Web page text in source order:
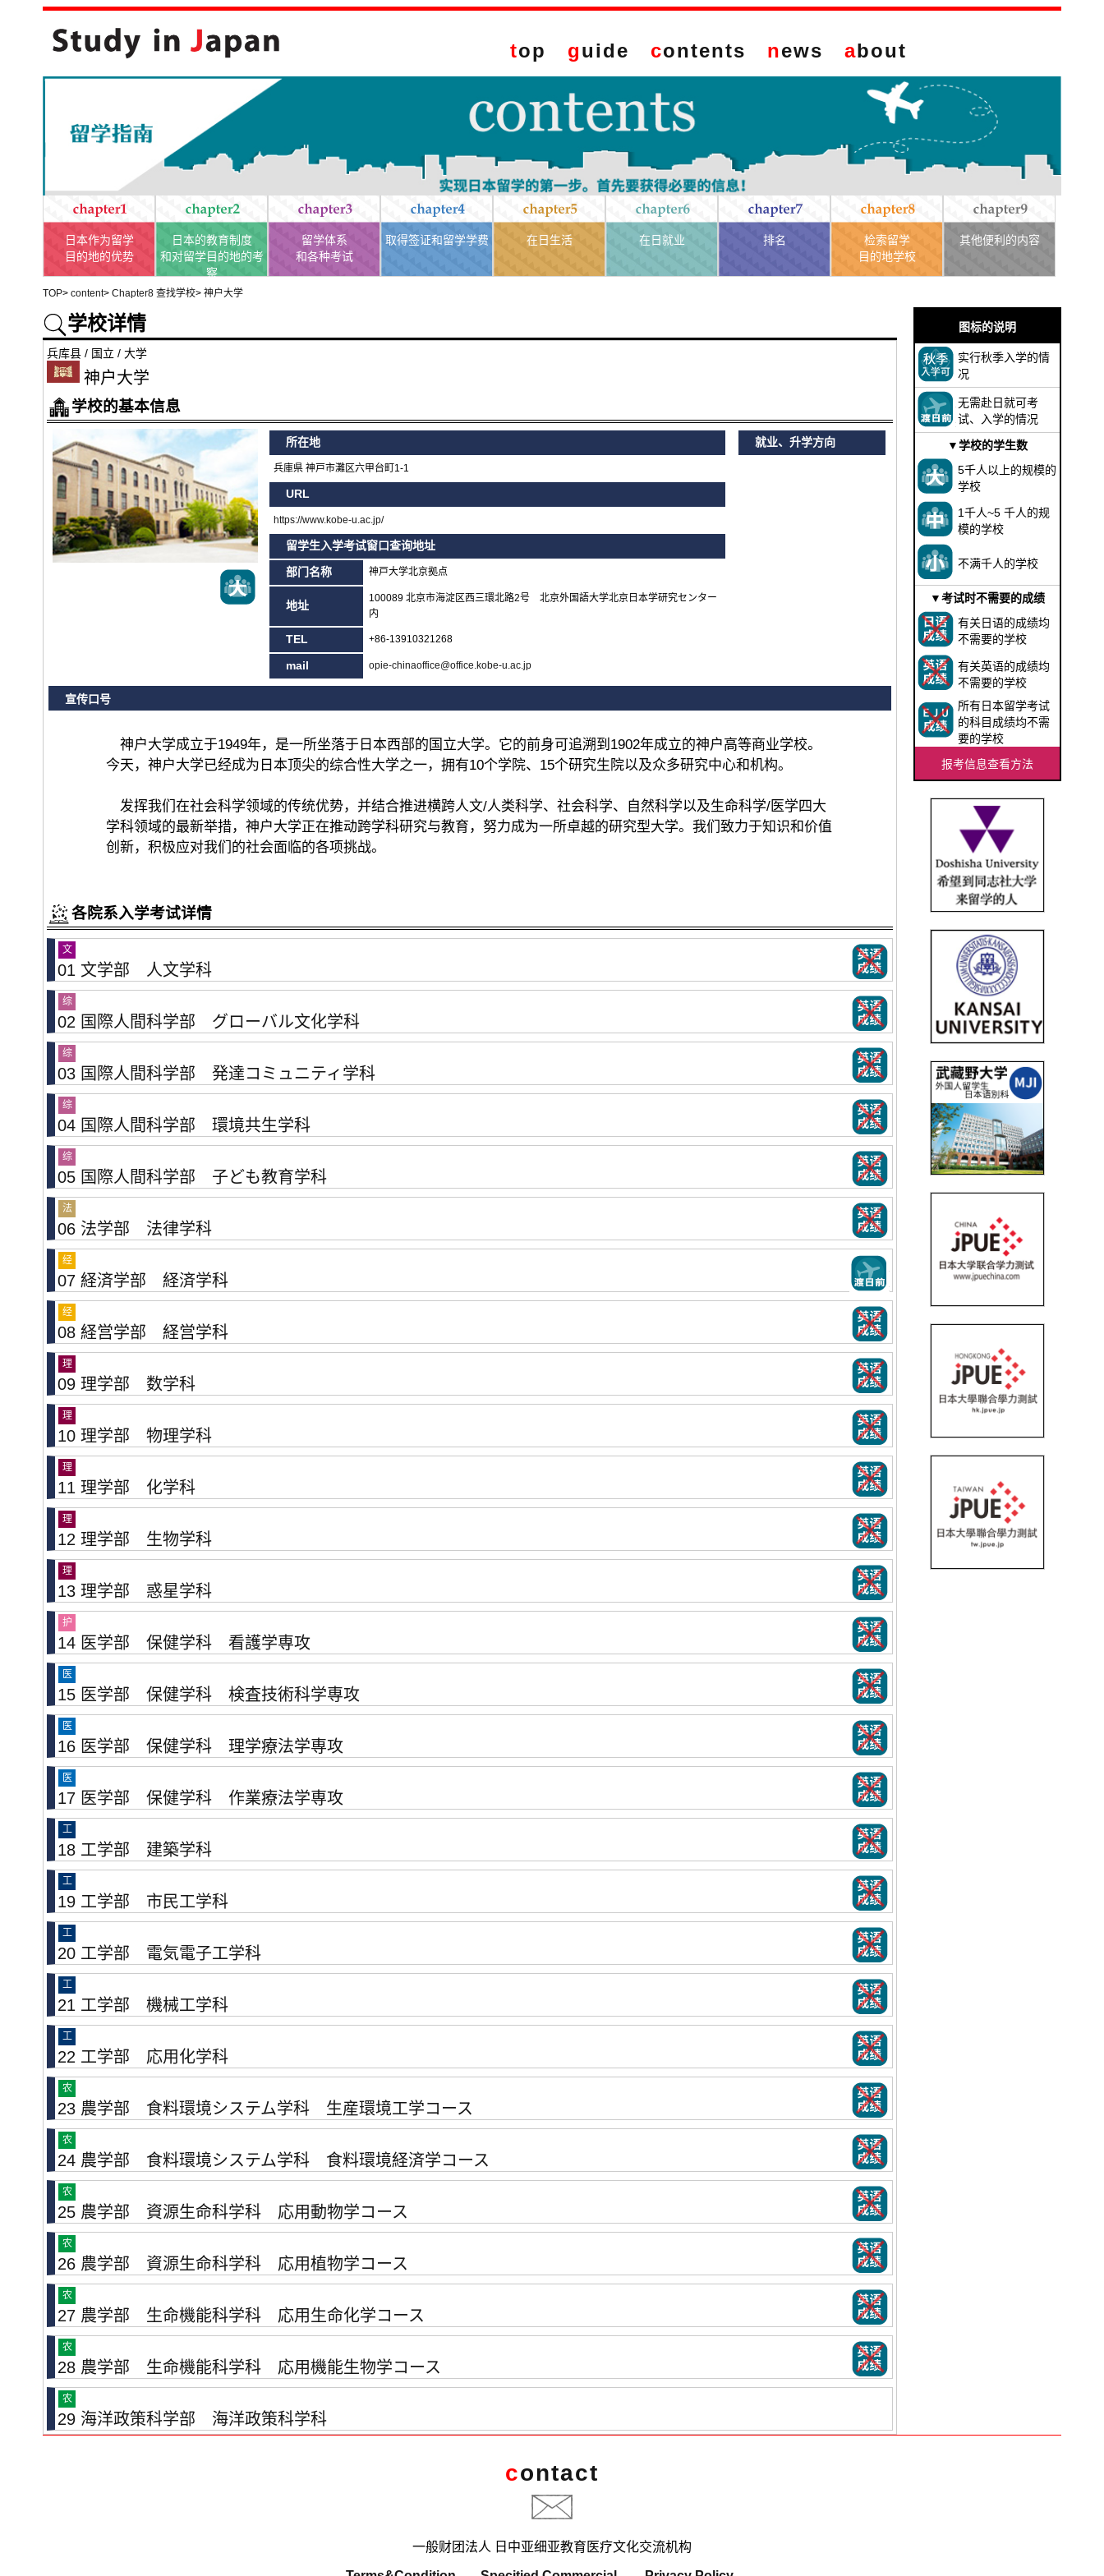
top guide contents news about
日本作为留学
目的地的优势
日本的教育制度
和对留学目的地的考
察
留学体系
和各种考试
取得签证和留学学费 在日生活 在日就业 排名
检索留学
目的地学校
其他便利的内容
TOP> content> Chapter8 查找学校> 神户大学
学校详情
兵库县 / 国立 / 大学
神户大学
学校的基本信息
所在地
兵庫県 神戸市灘区六甲台町1-1
URL
https://www.kobe-u.ac.jp/
留学生入学考试窗口查询地址
部门名称
神戸大学北京拠点
地址
100089 北京市海淀区西三環北路2号 北京外国語大学北京日本学研究センター
内
TEL +86-13910321268
mail opie-chinaoffice@office.kobe-u.ac.jp
就业、升学方向
宣传口号
神户大学成立于1949年，是一所坐落于日本西部的国立大学。它的前身可追溯到1902年成立的神户高等商业学校。
今天，神户大学已经成为日本顶尖的综合性大学之一，拥有10个学院、15个研究生院以及众多研究中心和机构。
发挥我们在社会科学领域的传统优势，并结合推进横跨人文/人类科学、社会科学、自然科学以及生命科学/医学四大
学科领域的最新举措，神户大学正在推动跨学科研究与教育，努力成为一所卓越的研究型大学。我们致力于知识和价值
创新，积极应对我们的社会面临的各项挑战。
各院系入学考试详情
文
01 文学部 人文学科
综
02 国際人間科学部 グローバル文化学科
综
03 国際人間科学部 発達コミュニティ学科
综
04 国際人間科学部 環境共生学科
综
05 国際人間科学部 子ども教育学科
法
06 法学部 法律学科
经
07 経済学部 経済学科
经
08 経営学部 経営学科
理
09 理学部 数学科
理
10 理学部 物理学科
理
11 理学部 化学科
理
12 理学部 生物学科
理
13 理学部 惑星学科
护
14 医学部 保健学科 看護学専攻
医
15 医学部 保健学科 検査技術科学専攻
医
16 医学部 保健学科 理学療法学専攻
医
17 医学部 保健学科 作業療法学専攻
工
18 工学部 建築学科
工
19 工学部 市民工学科
工
20 工学部 電気電子工学科
工
21 工学部 機械工学科
工
22 工学部 応用化学科
农
23 農学部 食料環境システム学科 生産環境工学コース
农
24 農学部 食料環境システム学科 食料環境経済学コース
农
25 農学部 資源生命科学科 応用動物学コース
农
26 農学部 資源生命科学科 応用植物学コース
农
27 農学部 生命機能科学科 応用生命化学コース
农
28 農学部 生命機能科学科 応用機能生物学コース
农
29 海洋政策科学部 海洋政策科学科
图标的说明
实行秋季入学的情
况
无需赴日就可考
试、入学的情况
▼学校的学生数
5千人以上的规模的
学校
1千人~5 千人的规
模的学校
不满千人的学校
▼考试时不需要的成绩
有关日语的成绩均
不需要的学校
有关英语的成绩均
不需要的学校
所有日本留学考试
的科目成绩均不需
要的学校
报考信息查看方法
contact
一般财团法人 日中亚细亚教育医疗文化交流机构